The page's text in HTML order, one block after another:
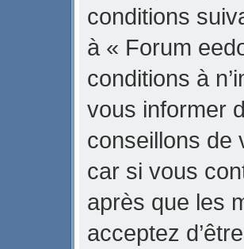
conditions
à « Forum
conditions à
vous informer
conseillons de
car si vous
après que les
acceptez